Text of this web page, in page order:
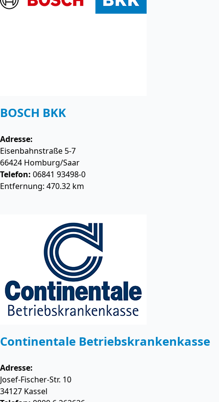
BOSCH BKK
Adresse:
Eisenbahnstraße 5-7
66424 Homburg/Saar
Telefon: 06841 93498-0
Entfernung: 470.32 km
Continentale Betriebskrankenkasse
Adresse:
Josef-Fischer-Str. 10
34127 Kassel